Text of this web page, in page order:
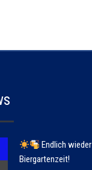
Endlich wieder
Biergartenzeit!